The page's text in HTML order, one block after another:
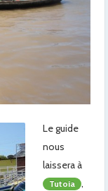
Le guide
nous
laissera à
Tutoia
,